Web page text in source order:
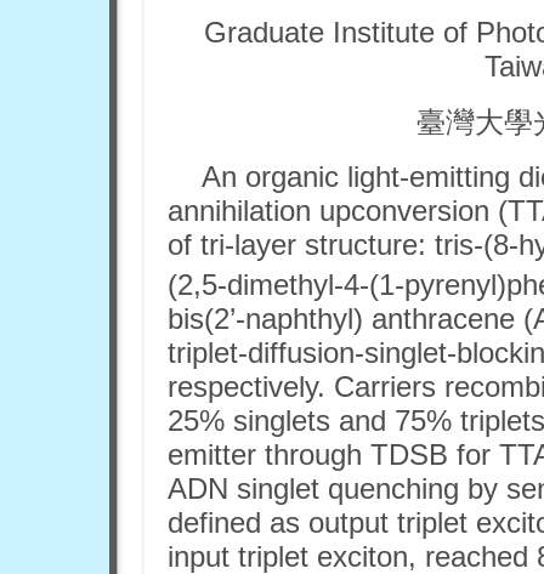
Graduate Institute of
臺灣大學
An organic light-emitting
annihilation upconversion
of tri-layer structure: tris-(8-
(2,5-dimethyl-4-(1-
bis(2’-naphthyl) anthracene
triplet-diffusion-singlet-
respectively. Carriers
25% singlets and 75%
emitter through TDSB for
ADN singlet quenching by
defined as output triplet
input triplet exciton, reached